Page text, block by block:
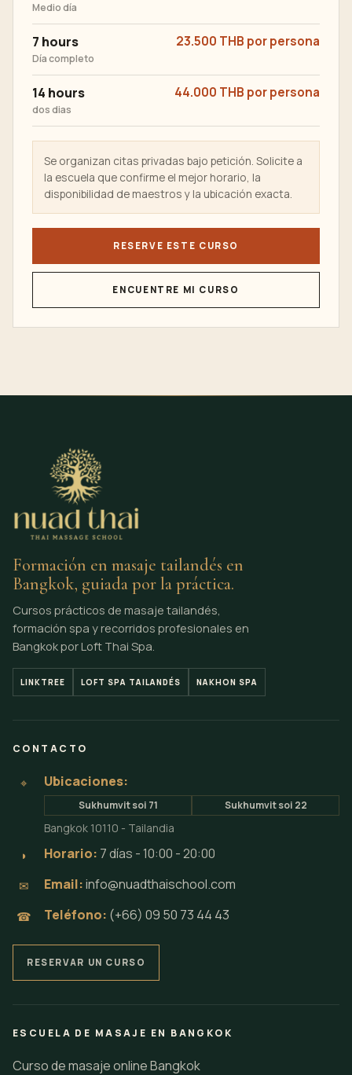
Medio día
7 hours
Día completo
23.500 THB por persona
14 hours
dos dias
44.000 THB por persona
Se organizan citas privadas bajo petición. Solicite a
la escuela que confirme el mejor horario, la
disponibilidad de maestros y la ubicación exacta.
RESERVE ESTE CURSO
ENCUENTRE MI CURSO
Formación en masaje tailandés en
Bangkok, guiada por la práctica.
Cursos prácticos de masaje tailandés,
formación spa y recorridos profesionales en
Bangkok por Loft Thai Spa.
LINKTREE LOFT SPA TAILANDÉS NAKHON SPA
CONTACTO
⌖ Ubicaciones:
Sukhumvit soi 71 Sukhumvit soi 22
Bangkok 10110 - Tailandia
◗ Horario: 7 días - 10:00 - 20:00
✉ Email:info@nuadthaischool.com
☎ Teléfono: (+66) 09 50 73 44 43
RESERVAR UN CURSO
ESCUELA DE MASAJE EN BANGKOK
Curso de masaje online Bangkok